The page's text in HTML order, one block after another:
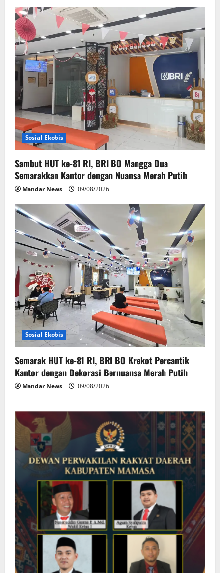
Sosial Ekobis
Sambut HUT ke-81 RI, BRI BO Mangga Dua
Semarakkan Kantor dengan Nuansa Merah Putih
Mandar News 09/08/2026
Sosial Ekobis
Semarak HUT ke-81 RI, BRI BO Krekot Percantik
Kantor dengan Dekorasi Bernuansa Merah Putih
Mandar News 09/08/2026